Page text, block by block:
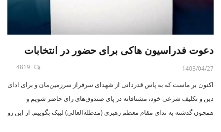
دعوت فدراسیون‌ هاکی برای حضور در انتخابات
1403/04/27
4819
اکنون بر ماست که به پاس قدردانی از شهدای سرفراز سرزمین‌مان و برای ادای
دین و تکلیف شرعی خود، مشتاقانه در پای صندوق‌های رای حاضر شویم و
همچون گذشته به ندای مقام معظم رهبری (مدظله‌العالی) لبیک بگوییم. از این رو